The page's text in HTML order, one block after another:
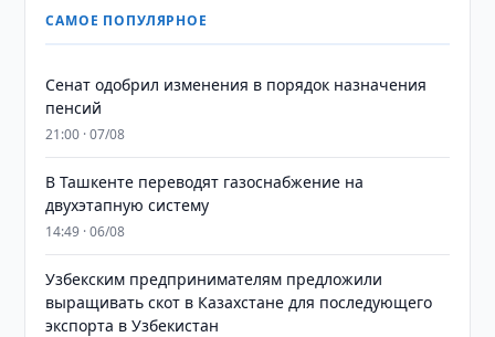
САМОЕ ПОПУЛЯРНОЕ
Сенат одобрил изменения в порядок назначения
пенсий
21:00 · 07/08
В Ташкенте переводят газоснабжение на
двухэтапную систему
14:49 · 06/08
Узбекским предпринимателям предложили
выращивать скот в Казахстане для последующего
экспорта в Узбекистан